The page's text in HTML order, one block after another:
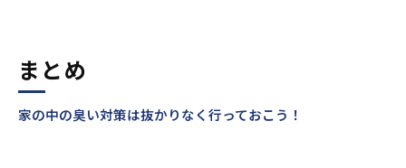
家の中の臭い対策は抜かりなく行っておこう！
まとめ